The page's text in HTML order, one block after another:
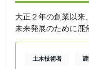
大正２年の創業以来
未来発展のために鹿
土木技術者